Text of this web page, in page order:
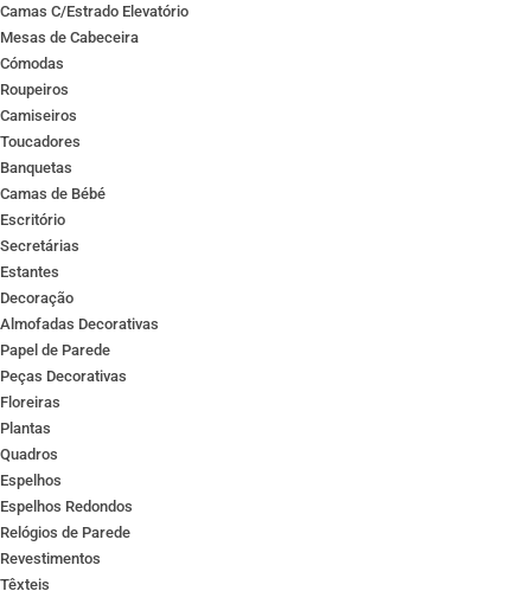
Camas C/Estrado Elevatório
Mesas de Cabeceira
Cómodas
Roupeiros
Camiseiros
Toucadores
Banquetas
Camas de Bébé
Escritório
Secretárias
Estantes
Decoração
Almofadas Decorativas
Papel de Parede
Peças Decorativas
Floreiras
Plantas
Quadros
Espelhos
Espelhos Redondos
Relógios de Parede
Revestimentos
Têxteis